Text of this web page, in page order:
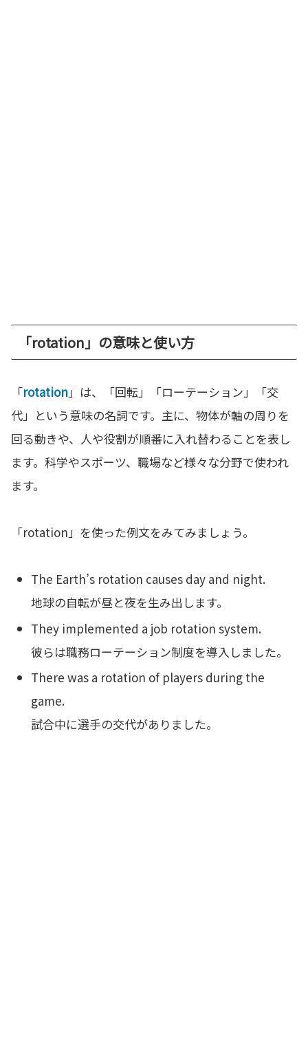
「rotation」の意味と使い方
「rotation」は、「回転」「ローテーション」「交
代」という意味の名詞です。主に、物体が軸の周りを
回る動きや、人や役割が順番に入れ替わることを表し
ます。科学やスポーツ、職場など様々な分野で使われ
ます。
「rotation」を使った例文をみてみましょう。
The Earth’s rotation causes day and night.
地球の自転が昼と夜を生み出します。
They implemented a job rotation system.
彼らは職務ローテーション制度を導入しました。
There was a rotation of players during the
game.
試合中に選手の交代がありました。